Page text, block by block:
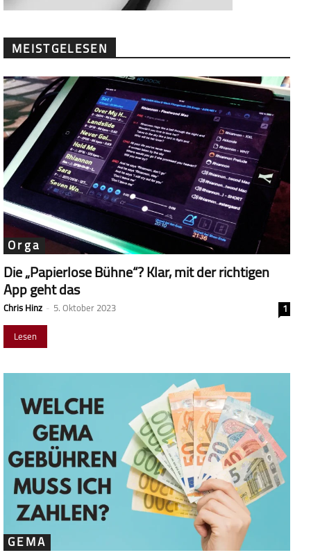
MEISTGELESEN
Orga
Die „Papierlose Bühne“? Klar, mit der richtigen
App geht das
Chris Hinz - 5. Oktober 2023
1
Lesen
GEMA